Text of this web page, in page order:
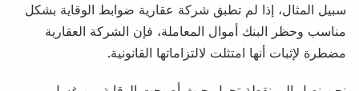
سبيل المثال، إذا لم تطبق شركة عقارية ضوابط الوقاية بشكل
مناسب وحظر البنك أموال المعاملة، فإن الشركة العقارية
مضطرة لإثبات أنها امتثلت لالتزاماتها القانونية.